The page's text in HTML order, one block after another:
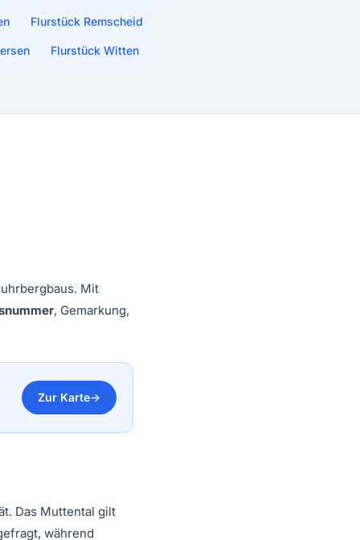
Flurstück Remscheid
Flurstück Witten
Mit
, Gemarkung,
Zur Karte
Das Muttental gilt
während